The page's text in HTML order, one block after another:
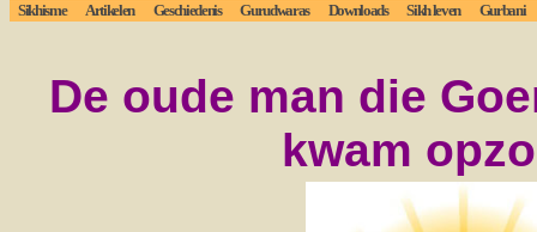
Sikhisme Artikelen Geschiedenis Gurudwaras Downloads Sikh leven Gurbani
De oude man die
kwam